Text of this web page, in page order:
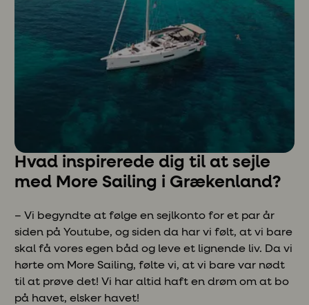
Hvad inspirerede dig til at sejle
med More Sailing i Grækenland?
– Vi begyndte at følge en sejlkonto for et par år
siden på Youtube, og siden da har vi følt, at vi bare
skal få vores egen båd og leve et lignende liv. Da vi
hørte om More Sailing, følte vi, at vi bare var nødt
til at prøve det! Vi har altid haft en drøm om at bo
på havet, elsker havet!